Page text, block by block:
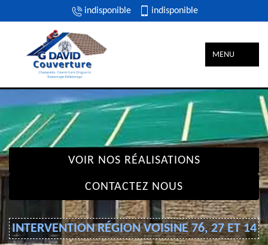
indisponible indisponible
MENU
VOIR NOS RÉALISATIONS
CONTACTEZ NOUS
INTERVENTION RÉGION VOISINE 76, 27 ET 14